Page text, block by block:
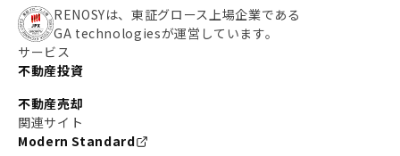
RENOSYは、東証グロース上場企業である
GA technologiesが運営しています。
サービス
不動産投資
不動産売却
関連サイト
Modern Standard